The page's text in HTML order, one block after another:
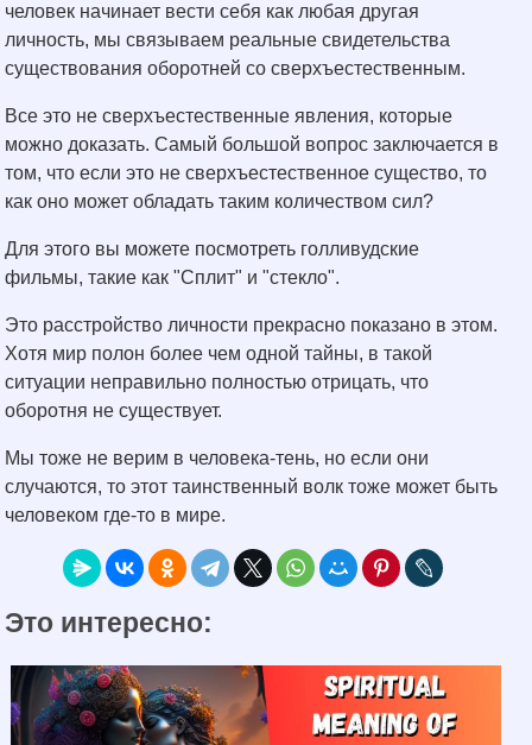
человек начинает вести себя как любая другая
личность, мы связываем реальные свидетельства
существования оборотней со сверхъестественным.
Все это не сверхъестественные явления, которые
можно доказать. Самый большой вопрос заключается в
том, что если это не сверхъестественное существо, то
как оно может обладать таким количеством сил?
Для этого вы можете посмотреть голливудские
фильмы, такие как "Сплит" и "стекло".
Это расстройство личности прекрасно показано в этом.
Хотя мир полон более чем одной тайны, в такой
ситуации неправильно полностью отрицать, что
оборотня не существует.
Мы тоже не верим в человека-тень, но если они
случаются, то этот таинственный волк тоже может быть
человеком где-то в мире.
Это интересно: